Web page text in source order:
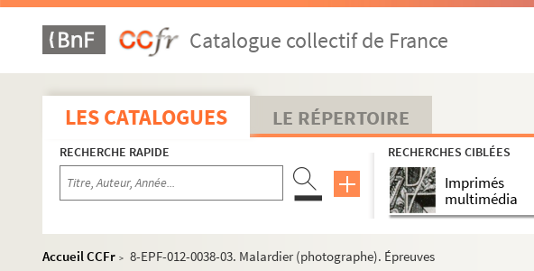
Catalogue collectif de France
LES CATALOGUES LE RÉPERTOIRE
RECHERCHE RAPIDE RECHERCHES CIBLÉES
Imprimés
multimédia
Accueil CCFr > 8-EPF-012-0038-03. Malardier (photographe). Épreuves